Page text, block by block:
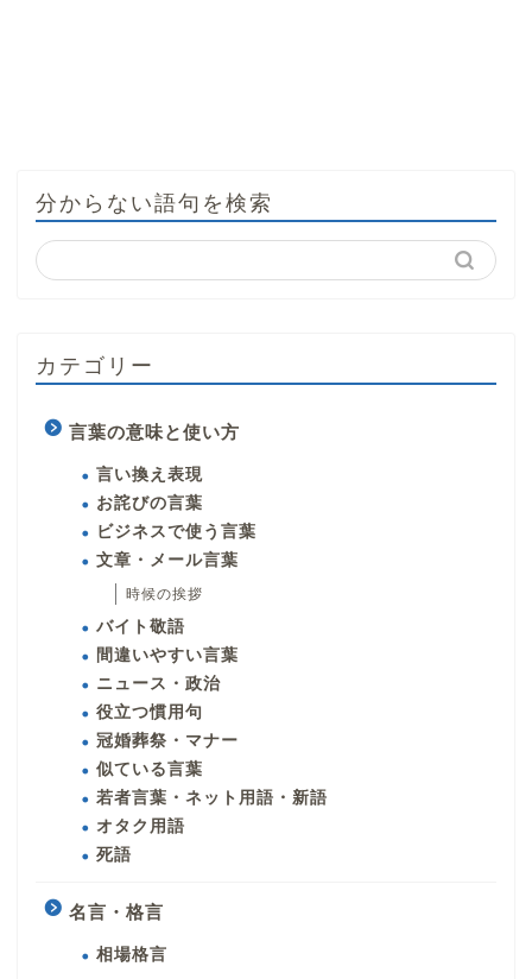
分からない語句を検索
カテゴリー
言葉の意味と使い方
言い換え表現
お詫びの言葉
ビジネスで使う言葉
文章・メール言葉
時候の挨拶
バイト敬語
間違いやすい言葉
ニュース・政治
役立つ慣用句
冠婚葬祭・マナー
似ている言葉
若者言葉・ネット用語・新語
オタク用語
死語
名言・格言
相場格言